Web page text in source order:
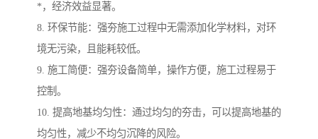
*，经济效益显著。
8. 环保节能：强夯施工过程中无需添加化学材料，对环
境无污染，且能耗较低。
9. 施工简便：强夯设备简单，操作方便，施工过程易于
控制。
10. 提高地基均匀性：通过均匀的夯击，可以提高地基的
均匀性，减少不均匀沉降的风险。